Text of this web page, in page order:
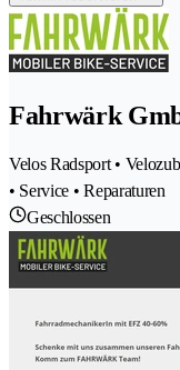
Fahrwärk
Velos Radsport •
• Service • Reparaturen
Geschlossen